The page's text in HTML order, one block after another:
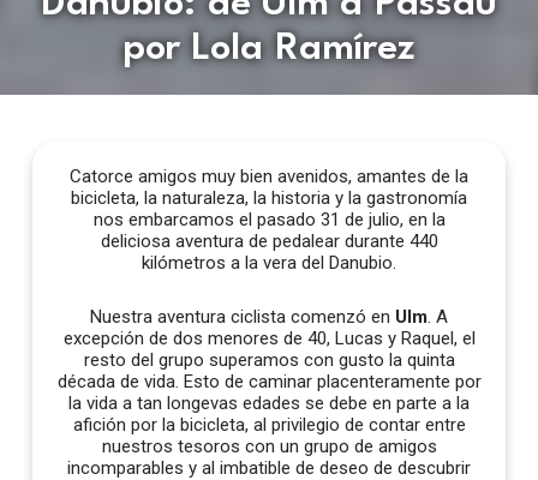
por Lola Ramírez
Catorce amigos muy bien avenidos, amantes de la
bicicleta, la naturaleza, la historia y la gastronomía
nos embarcamos el pasado 31 de julio, en la
deliciosa aventura de pedalear durante 440
kilómetros a la vera del Danubio.
Nuestra aventura ciclista comenzó en Ulm. A
excepción de dos menores de 40, Lucas y Raquel, el
resto del grupo superamos con gusto la quinta
década de vida. Esto de caminar placenteramente por
la vida a tan longevas edades se debe en parte a la
afición por la bicicleta, al privilegio de contar entre
nuestros tesoros con un grupo de amigos
incomparables y al imbatible de deseo de descubrir